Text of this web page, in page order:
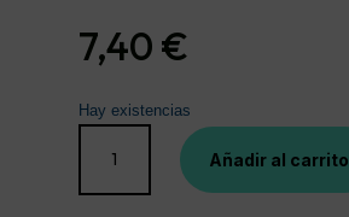
7,40 €
Hay existencias
PASTA
DIENTES
Añadir al carrito